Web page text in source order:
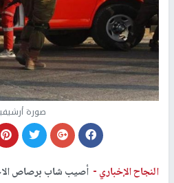
صورة
النجاح الإخباري - أصيب شاب برصاص